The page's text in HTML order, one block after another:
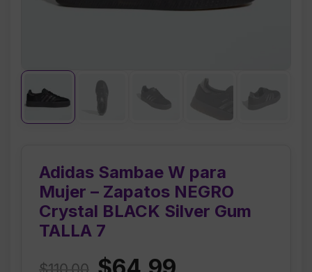
Adidas Sambae W para
Mujer – Zapatos NEGRO
Crystal BLACK Silver Gum
TALLA 7
Original